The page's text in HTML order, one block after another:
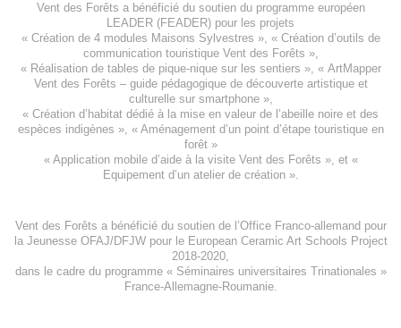
Vent des Forêts a bénéficié du soutien du programme européen
LEADER (FEADER) pour les projets
« Création de 4 modules Maisons Sylvestres », « Création d’outils de
communication touristique Vent des Forêts »,
« Réalisation de tables de pique-nique sur les sentiers », « ArtMapper
Vent des Forêts – guide pédagogique de découverte artistique et
culturelle sur smartphone »,
« Création d’habitat dédié à la mise en valeur de l’abeille noire et des
espèces indigènes », « Aménagement d’un point d’étape touristique en
forêt»
« Application mobile d’aide à la visite Vent des Forêts », et «
Equipement d’un atelier de création».
Vent des Forêts a bénéficié du soutien de l’Office Franco-allemand pour
la Jeunesse OFAJ/DFJWpour leEuropean Ceramic Art Schools Project
2018-2020,
dans le cadre du programme « Séminaires universitaires Trinationales »
France-Allemagne-Roumanie.